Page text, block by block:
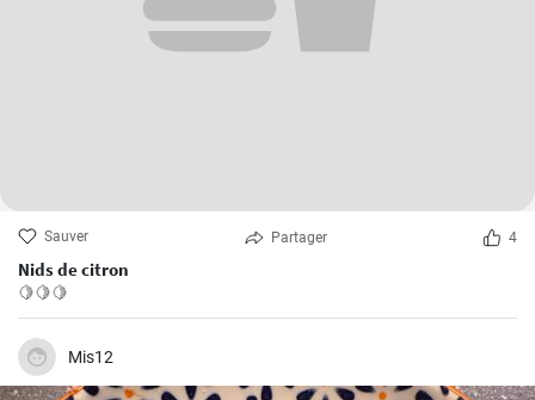
Sauver Partager 4
Nids de citron
🍋🍋🍋
Mis12